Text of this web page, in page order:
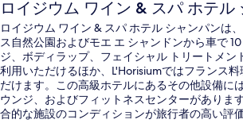
ロイジウム ワイン & スパ ホテル
ロイジウム ワイン & スパ ホテル シャンパンは
ス自然公園およびモエ エ シャンドンから車で
ジ、ボディラップ、フェイシャル トリートメン
利用いただけるほか、L'Horisiumではフランス
だけます。この高級ホテルにあるその他設備に
ウンジ、およびフィットネスセンターがありま
合的な施設のコンディションが旅行者の高い評